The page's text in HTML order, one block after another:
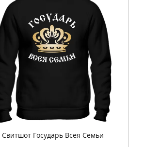
Свитшот Государь Всея Семьи